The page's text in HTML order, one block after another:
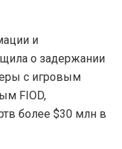
и
о задержании
с игровым
FIOD,
более $30 млн в